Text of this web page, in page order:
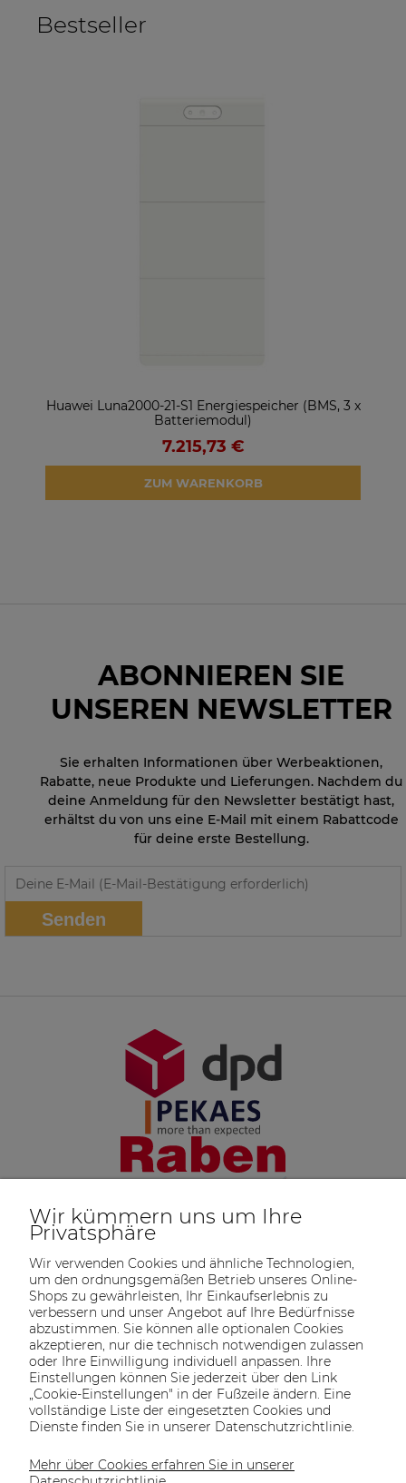
Bestseller
Huawei Luna2000-21-S1 Energiespeicher (BMS, 3 x
Batteriemodul)
7.215,73 €
ZUM WARENKORB
ABONNIEREN SIE
UNSEREN NEWSLETTER
Sie erhalten Informationen über Werbeaktionen,
Rabatte, neue Produkte und Lieferungen. Nachdem du
deine Anmeldung für den Newsletter bestätigt hast,
erhältst du von uns eine E-Mail mit einem Rabattcode
für deine erste Bestellung.
Senden
SOLTECH
SHOP
ANGEBOT INFORMATIONEN
KONTAKT
KONTAKT UNS
Wir kümmern uns um Ihre
Privatsphäre
Wir verwenden Cookies und ähnliche Technologien,
um den ordnungsgemäßen Betrieb unseres Online-
Shops zu gewährleisten, Ihr Einkaufserlebnis zu
verbessern und unser Angebot auf Ihre Bedürfnisse
abzustimmen. Sie können alle optionalen Cookies
akzeptieren, nur die technisch notwendigen zulassen
oder Ihre Einwilligung individuell anpassen. Ihre
Einstellungen können Sie jederzeit über den Link
„Cookie-Einstellungen" in der Fußzeile ändern. Eine
vollständige Liste der eingesetzten Cookies und
Dienste finden Sie in unserer Datenschutzrichtlinie.
Mehr über Cookies erfahren Sie in unserer